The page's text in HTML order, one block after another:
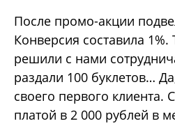
После промо-акции
Конверсия составила
решили с нами
раздали 100 буклетов…
своего первого клиента.
платой в 2 000 рублей в